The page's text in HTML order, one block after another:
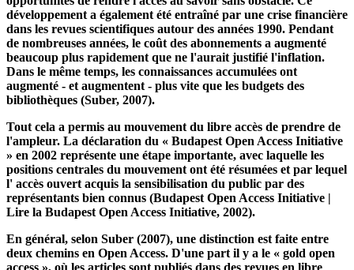
À une époque où les revues n'étaient disponibles que sous forme
imprimée, le libre accès n'était ni pratique ni économiquement
faisable. Ce n'est qu'avec l'essor d'Internet qu'il y a eu des
opportunités de rendre l'accès au savoir sans obstacle. Ce
développement a également été entraîné par une crise financière
dans les revues scientifiques autour des années 1990. Pendant
de nombreuses années, le coût des abonnements a augmenté
beaucoup plus rapidement que ne l'aurait justifié l'inflation.
Dans le même temps, les connaissances accumulées ont
augmenté - et augmentent - plus vite que les budgets des
bibliothèques (Suber, 2007).
Tout cela a permis au mouvement du libre accès de prendre de
l'ampleur. La déclaration du « Budapest Open Access Initiative
» en 2002 représente une étape importante, avec laquelle les
positions centrales du mouvement ont été résumées et par lequel
l' accès ouvert acquis la sensibilisation du public par des
représentants bien connus (Budapest Open Access Initiative |
Lire la Budapest Open Access Initiative, 2002).